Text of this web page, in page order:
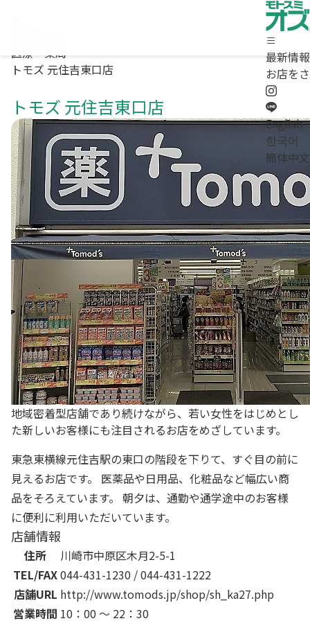
最新情報
お店を
English
한국어
簡体中文
お店をさがす
求人情報
商店街について / お問合わせ
Instagram
LINE
English/한국어
医療・薬局
トモズ 元住吉東口店
トモズ 元住吉東口店
地域密着型店舗であり続けながら、若い女性をはじめとし
た新しいお客様にも注目されるお店をめざしています。
東急東横線元住吉駅の東口の階段を下りて、すぐ目の前に
見えるお店です。 医薬品や日用品、化粧品など幅広い商
品をそろえています。 朝夕は、通勤や通学途中のお客様
に便利に利用いただいています。
店舗情報
住所
川崎市中原区木月2-5-1
TEL/FAX044-431-1230 / 044-431-1222
店舗URL http://www.tomods.jp/shop/sh_ka27.php
営業時間 10：00 ～ 22：30